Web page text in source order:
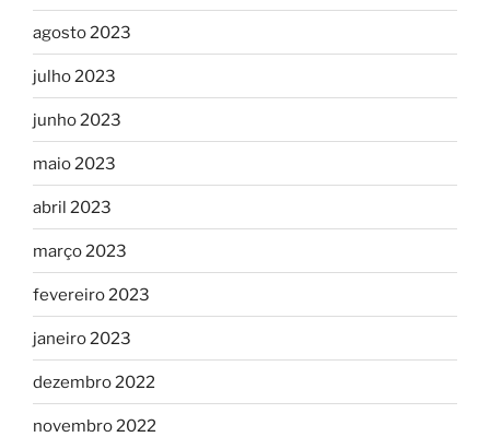
agosto 2023
julho 2023
junho 2023
maio 2023
abril 2023
março 2023
fevereiro 2023
janeiro 2023
dezembro 2022
novembro 2022